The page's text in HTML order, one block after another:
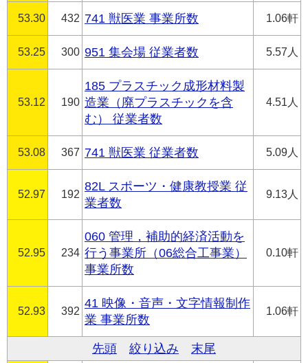
53.30 432 741 獣医業 事業所数 1.06軒
53.25 300 951 集会場 従業者数 5.57人
53.12 190
185 プラスチック成形材料製
造業（廃プラスチックを含
む） 従業者数
4.51人
53.08 367 741 獣医業 従業者数 5.09人
52.97 192
82L スポーツ・健康教授業 従
業者数
9.13人
52.95 234
060 管理，補助的経済活動を
行う事業所（06総合工事業）
事業所数
0.10軒
52.93 392
41 映像・音声・文字情報制作
業 事業所数
1.06軒
先頭 絞り込み 末尾